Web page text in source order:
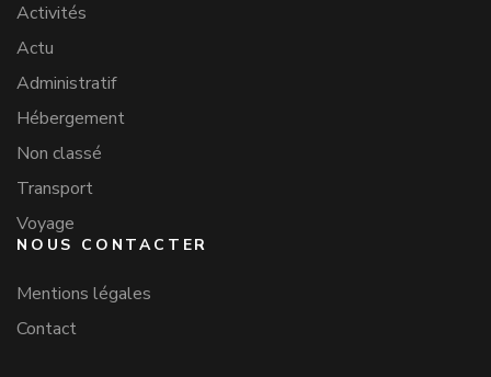
Activités
Actu
Administratif
Hébergement
Non classé
Transport
Voyage
NOUS CONTACTER
Mentions légales
Contact